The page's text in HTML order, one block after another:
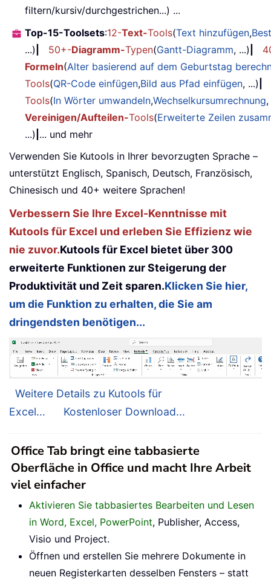
filtern/kursiv/durchgestrichen...) ...
Top-15-Toolsets:12-Text-Tools(Text hinzufügen,
...)
50+-Diagramm-Typen(Gantt-Diagramm, ...)
Formeln(Alter basierend auf dem Geburtstag
Tools(QR-Code einfügen,Bild aus Pfad einfügen, ...)
Tools(In Wörter umwandeln,Wechselkursumrechnung
Vereinigen/Aufteilen-Tools(Erweiterte Zeilen
...) ... und mehr
Verwenden Sie Kutools in Ihrer bevorzugten Sprache –
unterstützt Englisch, Spanisch, Deutsch, Französisch,
Chinesisch und 40+ weitere Sprachen!
Verbessern Sie Ihre Excel-Kenntnisse mit
Kutools für Excel und erleben Sie Effizienz wie
nie zuvor.Kutools für Excel bietet über 300
erweiterte Funktionen zur Steigerung der
Produktivität und Zeit sparen.Klicken Sie hier,
um die Funktion zu erhalten, die Sie am
dringendsten benötigen...
Weitere Details zu Kutools für
Excel...
Kostenloser Download...
Office Tab bringt eine tabbasierte
Oberfläche in Office und macht Ihre Arbeit
viel einfacher
Aktivieren Sie tabbasiertes Bearbeiten und Lesen
in Word, Excel, PowerPoint, Publisher, Access,
Visio und Project.
Öffnen und erstellen Sie mehrere Dokumente in
neuen Registerkarten desselben Fensters – statt